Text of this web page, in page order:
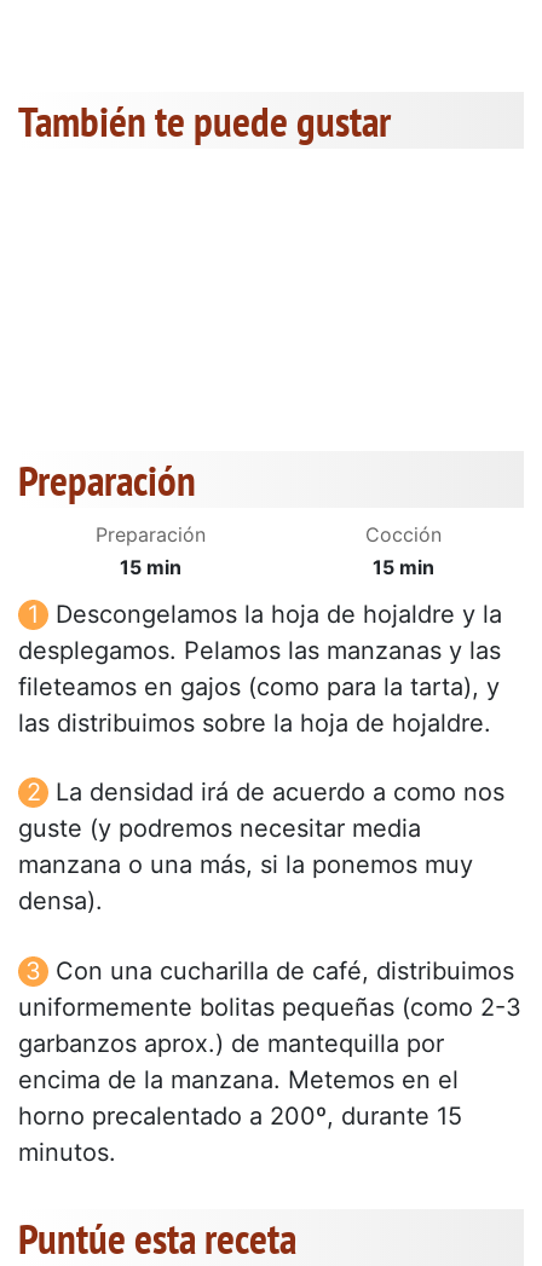
También te puede gustar
Preparación
Preparación
15 min
Cocción
15 min
Descongelamos la hoja de hojaldre y la
desplegamos. Pelamos las manzanas y las
fileteamos en gajos (como para la tarta), y
las distribuimos sobre la hoja de hojaldre.
La densidad irá de acuerdo a como nos
guste (y podremos necesitar media
manzana o una más, si la ponemos muy
densa).
Con una cucharilla de café, distribuimos
uniformemente bolitas pequeñas (como 2-3
garbanzos aprox.) de mantequilla por
encima de la manzana. Metemos en el
horno precalentado a 200º, durante 15
minutos.
Puntúe esta receta